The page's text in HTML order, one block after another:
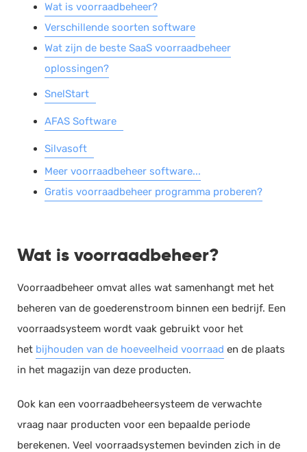
Website
Marketing automation
Support
VoIP
Chat
Helpdesk
Wat is voorraadbeheer?
Verschillende soorten software
Wat zijn de beste SaaS voorraadbeheer
oplossingen?
SnelStart
AFAS Software
Silvasoft
Meer voorraadbeheer software...
Gratis voorraadbeheer programma proberen?
Wat is voorraadbeheer?
Voorraadbeheer omvat alles wat samenhangt met het
beheren van de goederenstroom binnen een bedrijf. Een
voorraadsysteem wordt vaak gebruikt voor het
het bijhouden van de hoeveelheid voorraad en de plaats
in het magazijn van deze producten.
Ook kan een voorraadbeheersysteem de verwachte
vraag naar producten voor een bepaalde periode
berekenen. Veel voorraadsystemen bevinden zich in de